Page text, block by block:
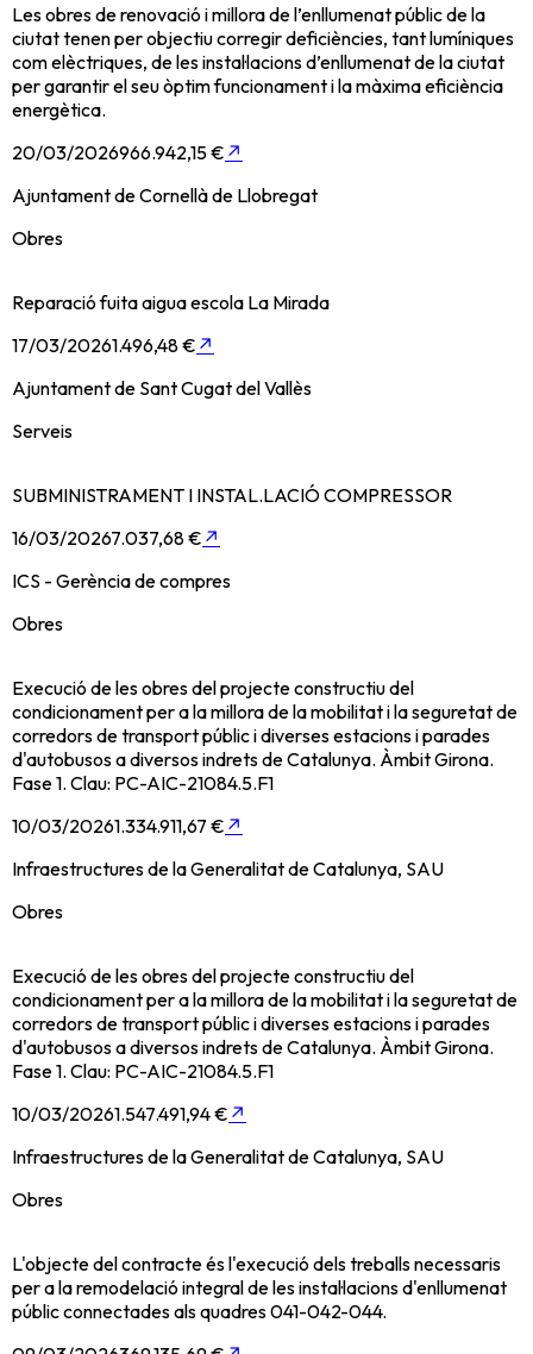
Les obres de renovació i millora de l’enllumenat públic de la
ciutat tenen per objectiu corregir deficiències, tant lumíniques
com elèctriques, de les instal·lacions d’enllumenat de la ciutat
per garantir el seu òptim funcionament i la màxima eficiència
energètica.
20/03/2026966.942,15 € ↗
Ajuntament de Cornellà de Llobregat
Obres
Reparació fuita aigua escola La Mirada
17/03/20261.496,48 € ↗
Ajuntament de Sant Cugat del Vallès
Serveis
SUBMINISTRAMENT I INSTAL.LACIÓ COMPRESSOR
16/03/20267.037,68 € ↗
ICS - Gerència de compres
Obres
Execució de les obres del projecte constructiu del
condicionament per a la millora de la mobilitat i la seguretat de
corredors de transport públic i diverses estacions i parades
d'autobusos a diversos indrets de Catalunya. Àmbit Girona.
Fase 1. Clau: PC-AIC-21084.5.F1
10/03/20261.334.911,67 € ↗
Infraestructures de la Generalitat de Catalunya, SAU
Obres
Execució de les obres del projecte constructiu del
condicionament per a la millora de la mobilitat i la seguretat de
corredors de transport públic i diverses estacions i parades
d'autobusos a diversos indrets de Catalunya. Àmbit Girona.
Fase 1. Clau: PC-AIC-21084.5.F1
10/03/20261.547.491,94 € ↗
Infraestructures de la Generalitat de Catalunya, SAU
Obres
L'objecte del contracte és l'execució dels treballs necessaris
per a la remodelació integral de les instal·lacions d'enllumenat
públic connectades als quadres 041-042-044.